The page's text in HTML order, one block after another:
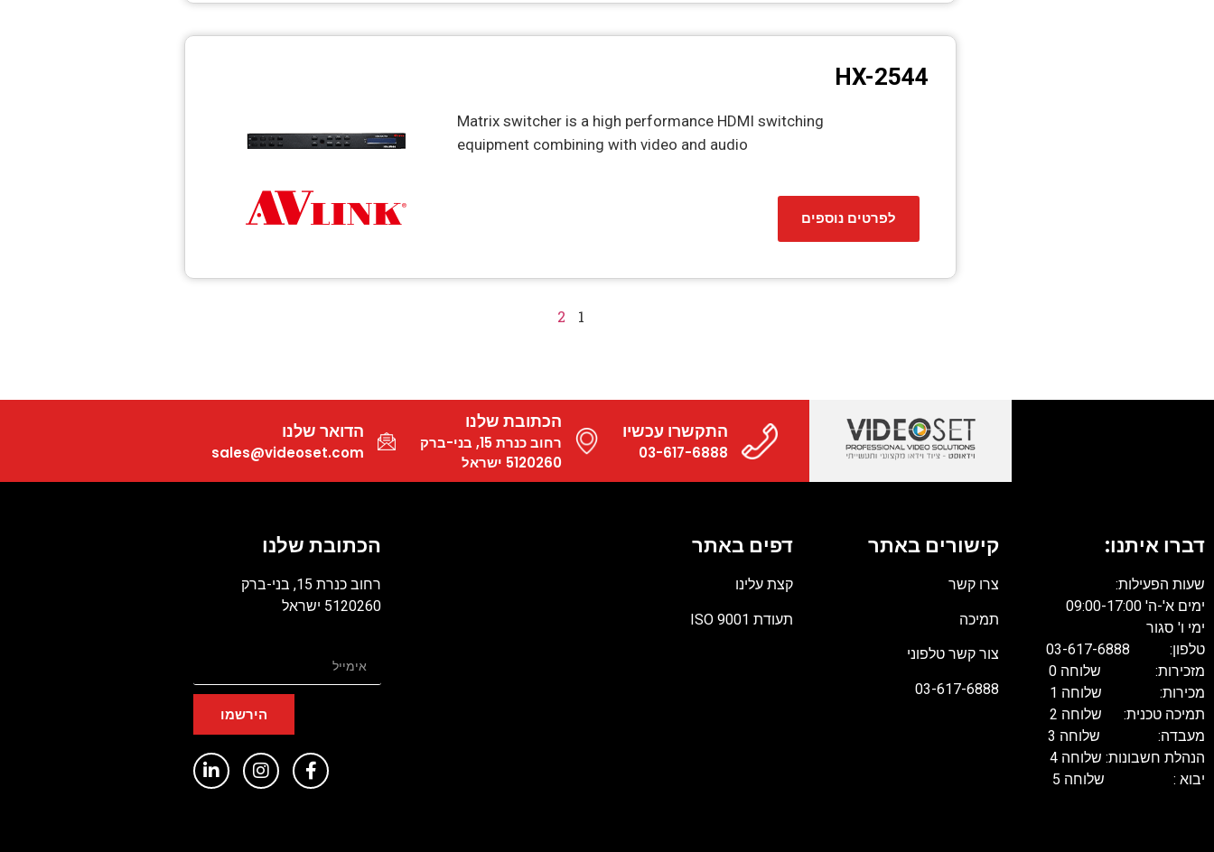
HX-2544
Matrix switcher is a high performance HDMI switching
equipment combining with video and audio
לפרטים נוספים
1
2
התקשרו עכשיו
03-617-6888
הכתובת שלנו
רחוב כנרת 15, בני-ברק
5120260 ישראל
הדואר שלנו
sales@videoset.com
דברו איתנו:
שעות הפעילות:
ימים א'-ה' 09:00-17:00
ימי ו' סגור
טלפון: 03-617-6888
מזכירות: שלוחה 0
מכירות: שלוחה 1
תמיכה טכנית: שלוחה 2
מעבדה: שלוחה 3
הנהלת חשבונות: שלוחה 4
יבוא : שלוחה 5
קישורים באתר
צרו קשר
תמיכה
צור קשר טלפוני
03-617-6888
דפים באתר
קצת עלינו
תעודת ISO 9001
הכתובת שלנו
רחוב כנרת 15, בני-ברק
5120260 ישראל
הירשמו